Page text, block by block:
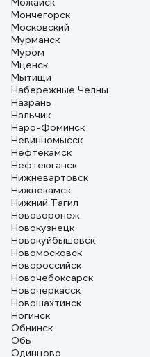
Мончегорск
Московский
Мурманск
Муром
Мценск
Мытищи
Набережные Челны
Назрань
Нальчик
Наро-Фоминск
Невинномысск
Нефтекамск
Нефтеюганск
Нижневартовск
Нижнекамск
Нижний Тагил
Нововоронеж
Новокузнецк
Новокуйбышевск
Новомосковск
Новороссийск
Новочебоксарск
Новочеркасск
Новошахтинск
Ногинск
Обнинск
Обь
Одинцово